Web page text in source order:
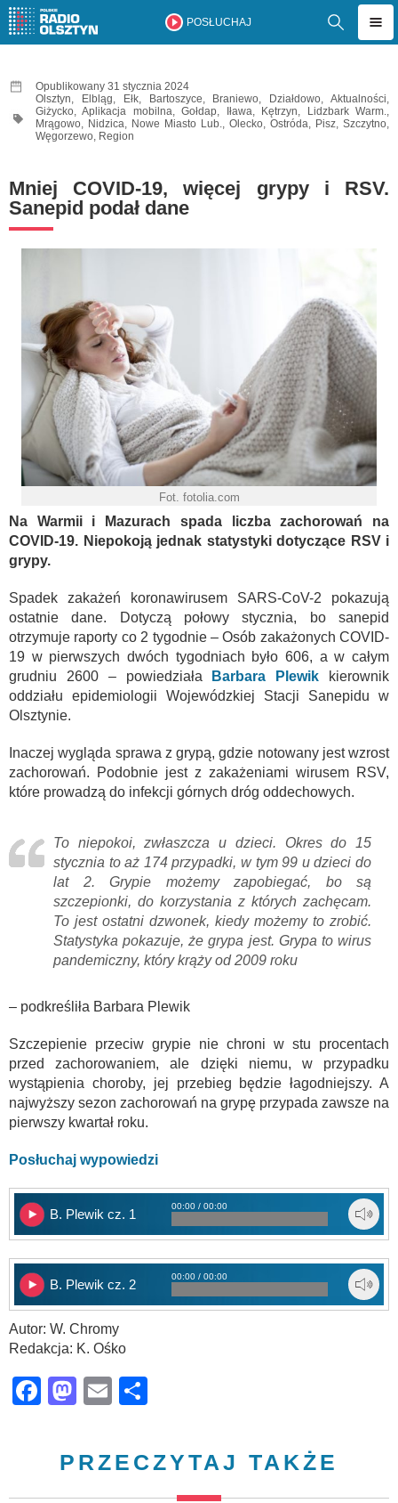
POSŁUCHAJ
Opublikowany 31 stycznia 2024
Olsztyn, Elbląg, Ełk, Bartoszyce, Braniewo, Działdowo,Aktualności,
Giżycko,Aplikacja mobilna,Gołdap, Iława, Kętrzyn, Lidzbark Warm.,
Mrągowo, Nidzica, Nowe Miasto Lub., Olecko, Ostróda, Pisz, Szczytno,
Węgorzewo, Region
Mniej COVID-19, więcej grypy i RSV.
Sanepid podał dane
Fot. fotolia.com
Na Warmii i Mazurach spada liczba zachorowań na
COVID-19. Niepokoją jednak statystyki dotyczące RSV i
grypy.
Spadek zakażeń koronawirusem SARS-CoV-2 pokazują
ostatnie dane. Dotyczą połowy stycznia, bo sanepid
otrzymuje raporty co 2 tygodnie – Osób zakażonych COVID-
19 w pierwszych dwóch tygodniach było 606, a w całym
grudniu 2600 – powiedziała
Barbara Plewik
kierownik
oddziału epidemiologii Wojewódzkiej Stacji Sanepidu w
Olsztynie.
Inaczej wygląda sprawa z grypą, gdzie notowany jest wzrost
zachorowań. Podobnie jest z zakażeniami wirusem RSV,
które prowadzą do infekcji górnych dróg oddechowych.
To niepokoi, zwłaszcza u dzieci. Okres do 15
stycznia to aż 174 przypadki, w tym 99 u dzieci do
lat 2. Grypie możemy zapobiegać, bo są
szczepionki, do korzystania z których zachęcam.
To jest ostatni dzwonek, kiedy możemy to zrobić.
Statystyka pokazuje, że grypa jest. Grypa to wirus
pandemiczny, który krąży od 2009 roku
– podkreśliła Barbara Plewik
Szczepienie przeciw grypie nie chroni w stu procentach
przed zachorowaniem, ale dzięki niemu, w przypadku
wystąpienia choroby, jej przebieg będzie łagodniejszy. A
najwyższy sezon zachorowań na grypę przypada zawsze na
pierwszy kwartał roku.
Posłuchaj wypowiedzi
B. Plewik cz. 1
00:00 / 00:00
B. Plewik cz. 2
00:00 / 00:00
Autor: W. Chromy
Redakcja: K. Ośko
Facebook
Mastodon
Email
PRZECZYTAJ TAKŻE